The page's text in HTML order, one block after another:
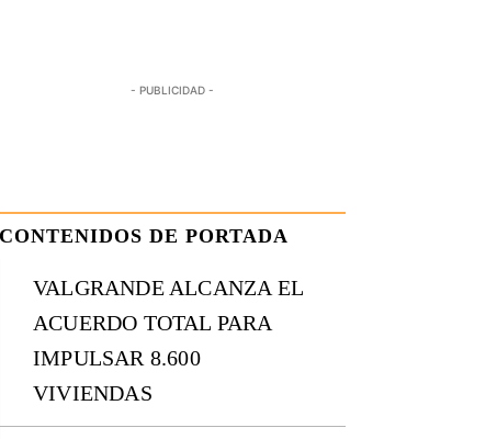
- PUBLICIDAD -
CONTENIDOS DE PORTADA
VALGRANDE ALCANZA EL
ACUERDO TOTAL PARA
IMPULSAR 8.600
VIVIENDAS